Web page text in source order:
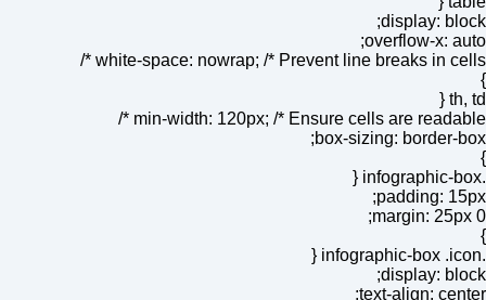
display: block;
overflow-x: auto;
white-space: nowrap; /* Prevent line breaks in cells */
}
th, td {
min-width: 120px; /* Ensure cells are readable */
box-sizing: border-box;
}
.infographic-box {
padding: 15px;
margin: 25px 0;
}
.infographic-box .icon {
display: block;
text-align: center;